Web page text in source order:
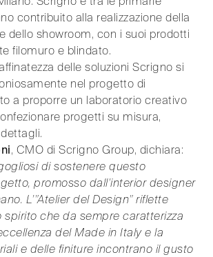
contribuito alla realizzazione della
dello showroom, con i suoi prodotti
filomuro e blindato.
delle soluzioni Scrigno si
nel progetto di
a proporre un laboratorio creativo
progetti su misura,
, CMO di Scrigno Group, dichiara:
di sostenere questo
promosso dall’interior designer
L’”Atelier del Design” riflette
che da sempre caratterizza
del Made in Italy e la
e delle finiture incontrano il gusto